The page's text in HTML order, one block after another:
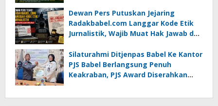
Dewan Pers Putuskan Jejaring
Radakbabel.com Langgar Kode Etik
Jurnalistik, Wajib Muat Hak Jawab dan
Silaturahmi Ditjenpas Babel Ke Kantor
PJS Babel Berlangsung Penuh
Keakraban, PJS Award Diserahkan